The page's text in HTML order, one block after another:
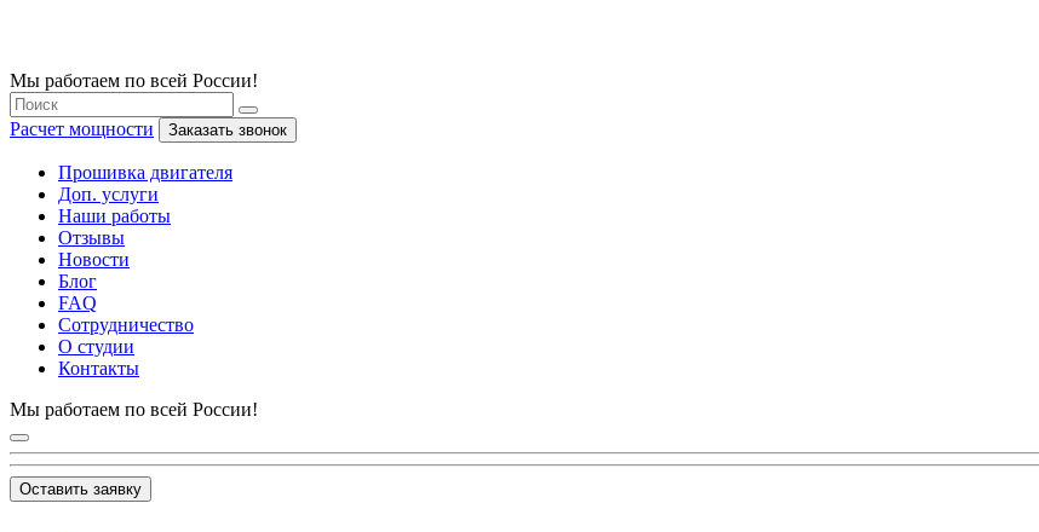
Мы работаем по всей России!
Расчет мощности Заказать звонок
Прошивка двигателя
Доп. услуги
Наши работы
Отзывы
Новости
Блог
FAQ
Сотрудничество
О студии
Контакты
Мы работаем по всей России!
Оставить заявку